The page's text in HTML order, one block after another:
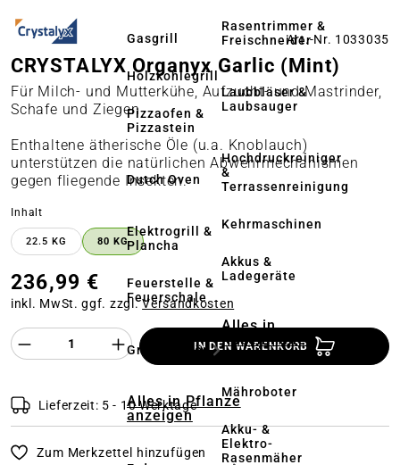
Gasgrill
Holzkohlegrill
Pizzaofen &
Pizzastein
Dutch Oven
Elektrogrill &
Plancha
Feuerstelle &
Feuerschale
Grillzubehör
Alles in Pflanze
anzeigen
Rasentrimmer &
Freischneider
Laubbläser &
Laubsauger
Hochdruckreiniger
&
Terrassenreinigung
Kehrmaschinen
Akkus &
Ladegeräte
Alles in
Rasenmäher
anzeigen
Mähroboter
Akku- &
Elektro-
Rasenmäher
Art.-Nr. 1033035
CRYSTALYX Organyx Garlic (Mint)
Für Milch- und Mutterkühe, Aufzucht- und Mastrinder,
Schafe und Ziegen
Enthaltene ätherische Öle (u.a. Knoblauch)
unterstützen die natürlichen Abwehrmechanismen
gegen fliegende Insekten.
Inhalt
22.5 KG 80 KG
236,99 €
inkl. MwSt. ggf. zzgl.Versandkosten
Produkt Anzahl des Produktes
IN DEN WARENKORB
Lieferzeit: 5 - 10 Werktage
Zum Merkzettel hinzufügen